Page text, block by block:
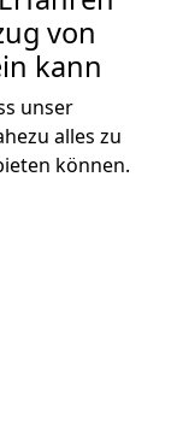
von
kann
unser
alles zu
können.